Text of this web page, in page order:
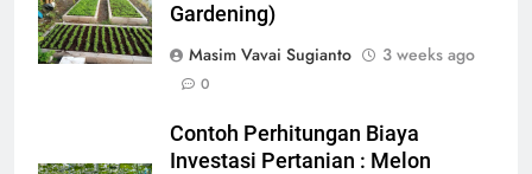
Gardening)
Masim Vavai Sugianto
3 weeks ago
0
Contoh Perhitungan Biaya
Investasi Pertanian : Melon